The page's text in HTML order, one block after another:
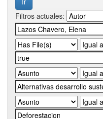
Filtros actuales: